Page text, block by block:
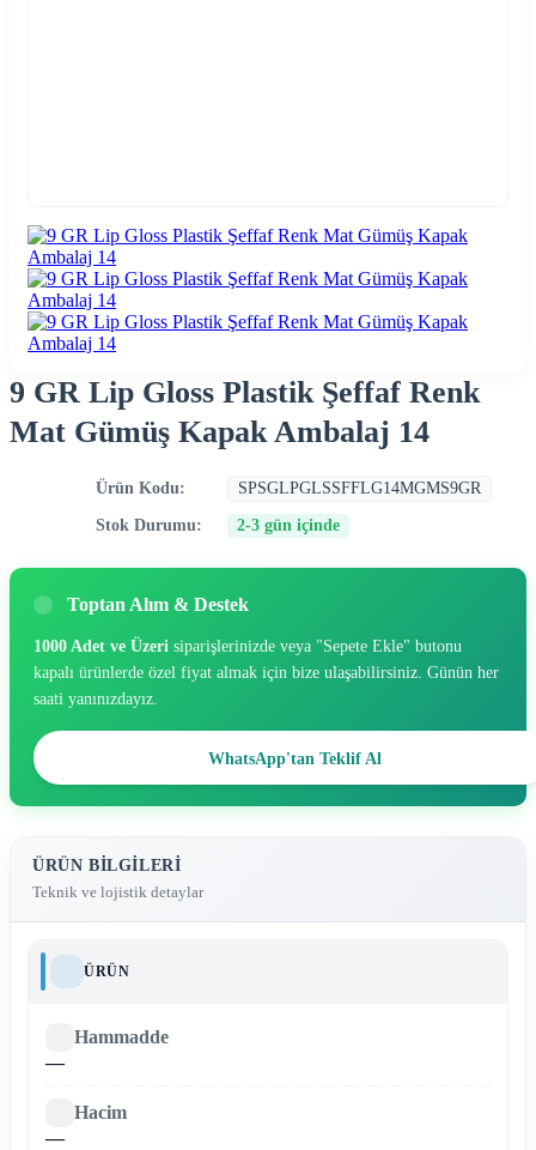
9 GR Lip Gloss Plastik Şeffaf Renk
Mat Gümüş Kapak Ambalaj 14
Ürün Kodu: SPSGLPGLSSFFLG14MGMS9GR
Stok Durumu: 2-3 gün içinde
Toptan Alım & Destek
1000 Adet ve Üzeri siparişlerinizde veya "Sepete Ekle" butonu
kapalı ürünlerde özel fiyat almak için bize ulaşabilirsiniz. Günün her
saati yanınızdayız.
WhatsApp'tan Teklif Al
ÜRÜN BILGILERI
Teknik ve lojistik detaylar
ÜRÜN
Hammadde
—
Hacim
—